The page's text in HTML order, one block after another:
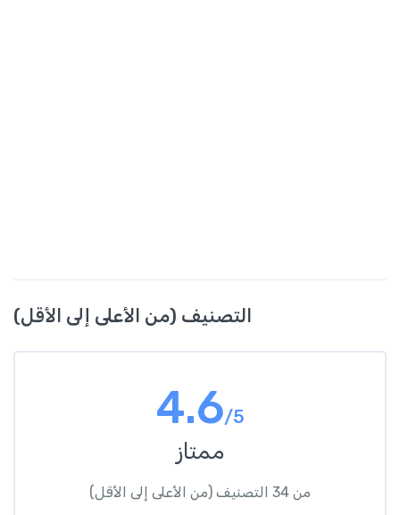
التصنيف (من الأعلى إلى الأقل)
4.6/5
ممتاز
من 34 التصنيف (من الأعلى إلى الأقل)